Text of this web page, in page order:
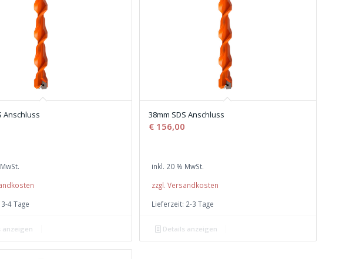
Anschluss
3-4 Tage
anzeigen
38mm SDS Anschluss
€ 156,00
inkl. 20 % MwSt.
zzgl. Versandkosten
Lieferzeit: 2-3 Tage
Details anzeigen